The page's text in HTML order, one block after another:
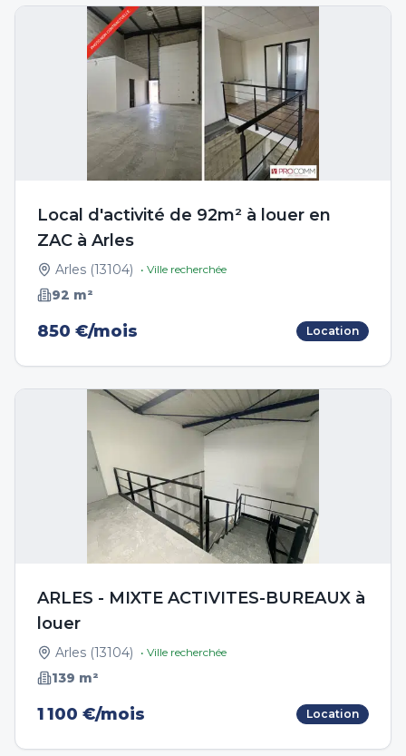
Local d'activité de 92m² à louer en
ZAC à Arles
Arles (13104) • Ville recherchée
92 m²
850 €/mois Location
ARLES - MIXTE ACTIVITES-BUREAUX à
louer
Arles (13104) • Ville recherchée
139 m²
1 100 €/mois Location